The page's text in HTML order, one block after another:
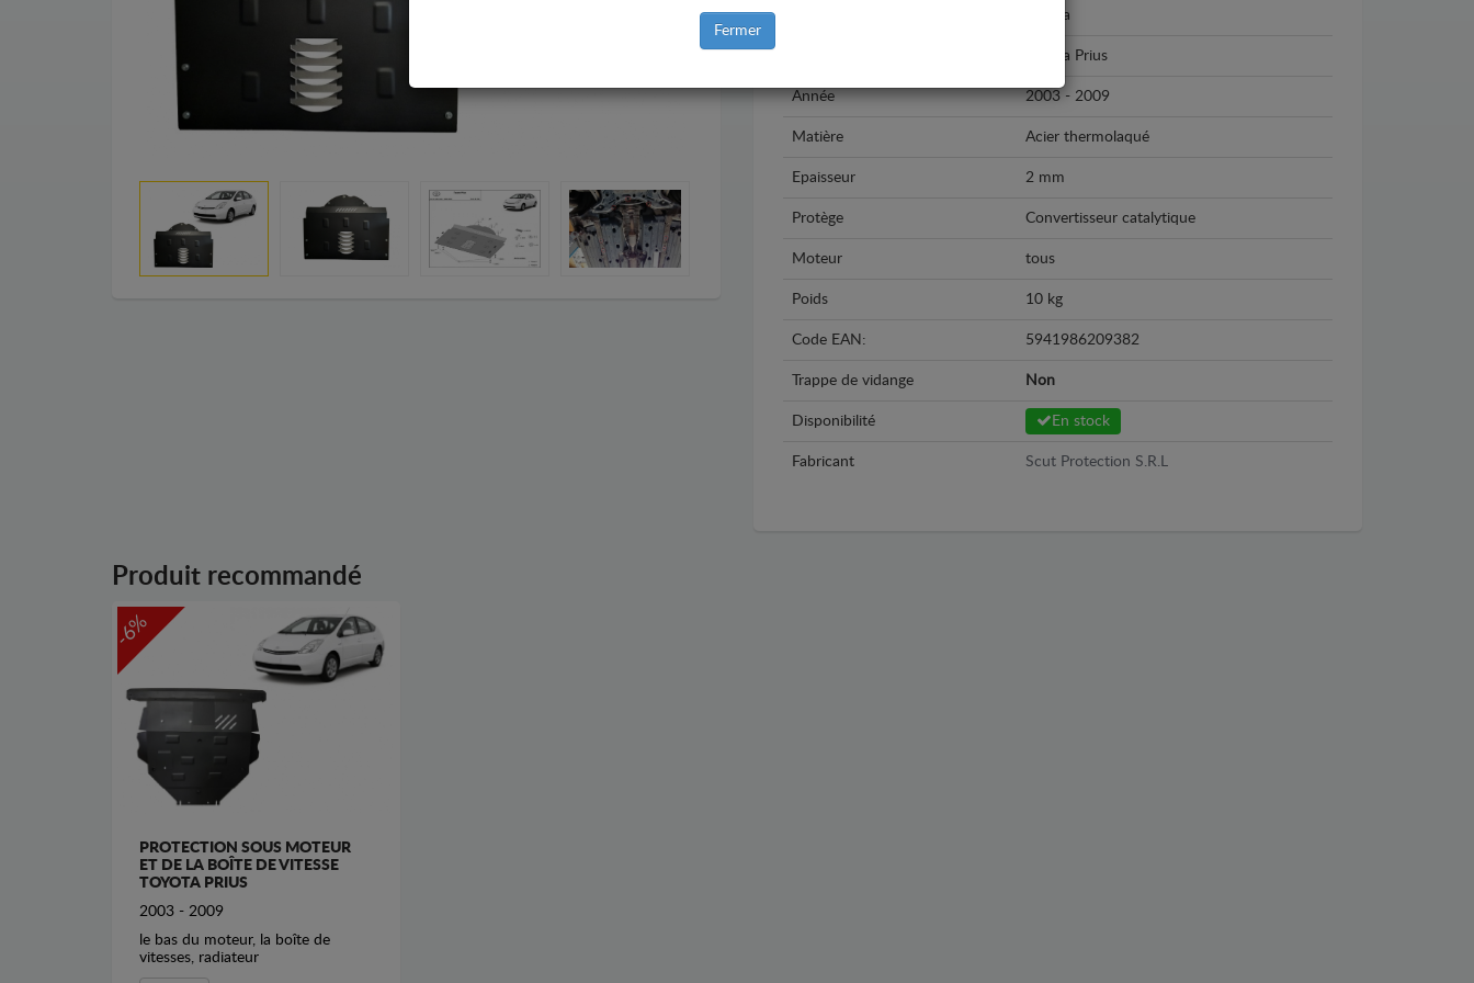
Toyota
Toyota Prius
Année 2003 - 2009
Matière Acier thermolaqué
Epaisseur 2 mm
Protège Convertisseur catalytique
Moteur tous
Poids 10 kg
Code EAN: 5941986209382
Trappe de vidange Non
Disponibilité En stock
Fabricant Scut Protection S.R.L
Produit recommandé
-6%
PROTECTION SOUS MOTEUR
ET DE LA BOÎTE DE VITESSE
TOYOTA PRIUS
2003 - 2009
le bas du moteur, la boîte de
vitesses, radiateur
Fermer